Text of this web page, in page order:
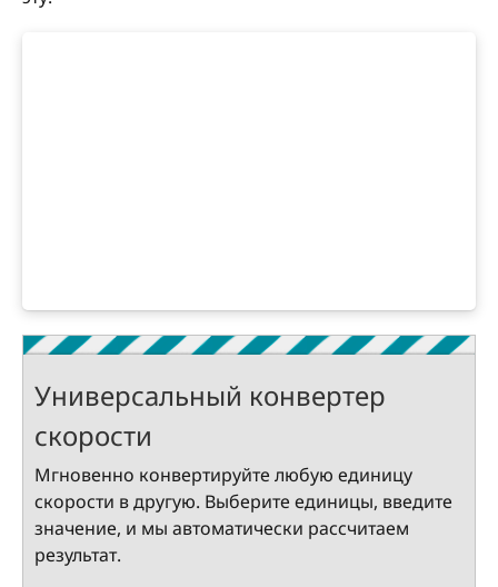
Универсальный конвертер
скорости
Мгновенно конвертируйте любую единицу
скорости в другую. Выберите единицы, введите
значение, и мы автоматически рассчитаем
результат.